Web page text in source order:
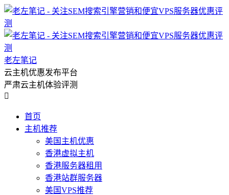
老左笔记
云主机优惠发布平台
严肃云主机体验评测

首页
主机推荐
美国主机优惠
香港虚拟主机
香港服务器租用
香港站群服务器
美国VPS推荐